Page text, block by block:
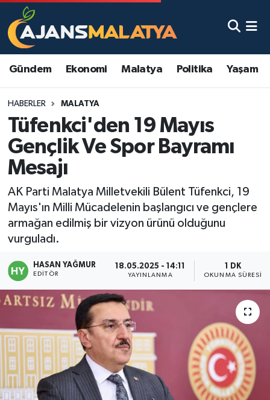
Gündem Ekonomi Malatya Politika Yaşam
HABERLER MALATYA
Tüfenkci'den 19 Mayıs
Gençlik Ve Spor Bayramı
Mesajı
AK Parti Malatya Milletvekili Bülent Tüfenkci, 19
Mayıs'ın Milli Mücadelenin başlangıcı ve gençlere
armağan edilmiş bir vizyon ürünü olduğunu
vurguladı.
HASAN YAĞMUR
EDITÖR
18.05.2025 - 14:11
YAYINLANMA
1 DK
OKUNMA SÜRESI
Asayiş
Eğitim
Ekonomi
Gündem
Kültür & Sanat
Magazin
Politika
Spor
Teknoloji
Malatya Nöbetçi Eczaneler
Malatya Namaz Vakitleri
Malatya Trafik Yoğunluk Haritası
TFF 3.Lig 2.Grup Puan Durumu ve Fikstür
Tüm Manşetler
Son Dakika Haberleri
Haber Arşivi